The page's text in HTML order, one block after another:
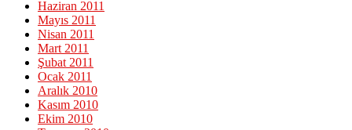
Haziran 2011
Mayıs 2011
Nisan 2011
Mart 2011
Şubat 2011
Ocak 2011
Aralık 2010
Kasım 2010
Ekim 2010